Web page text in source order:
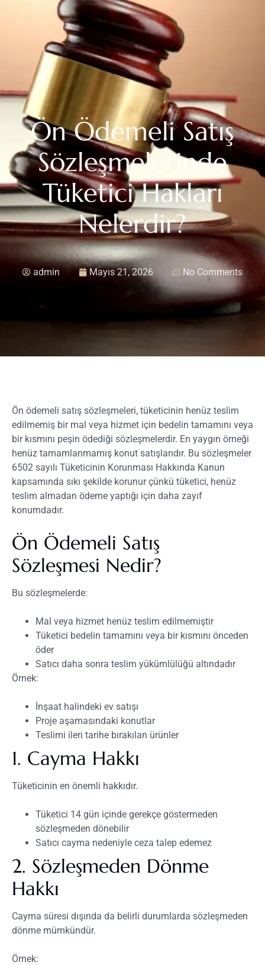
Samsun Avukat - Avukat
Merve Nazlı Acar
Ön Ödemeli Satış
Sözleşmelerinde
Tüketici Hakları
Nelerdir?
admin Mayıs 21, 2026 No Comments
Ön ödemeli satış sözleşmeleri, tüketicinin henüz teslim
edilmemiş bir mal veya hizmet için bedelin tamamını veya
bir kısmını peşin ödediği sözleşmelerdir. En yaygın örneği
henüz tamamlanmamış konut satışlarıdır. Bu sözleşmeler
6502 sayılı Tüketicinin Korunması Hakkında Kanun
kapsamında sıkı şekilde korunur çünkü tüketici, henüz
teslim almadan ödeme yaptığı için daha zayıf
konumdadır.
Ön Ödemeli Satış
Sözleşmesi Nedir?
Bu sözleşmelerde:
Mal veya hizmet henüz teslim edilmemiştir
Tüketici bedelin tamamını veya bir kısmını önceden
öder
Satıcı daha sonra teslim yükümlülüğü altındadır
Örnek:
İnşaat halindeki ev satışı
Proje aşamasındaki konutlar
Teslimi ileri tarihe bırakılan ürünler
1. Cayma Hakkı
Tüketicinin en önemli hakkıdır.
Tüketici 14 gün içinde gerekçe göstermeden
sözleşmeden dönebilir
Satıcı cayma nedeniyle ceza talep edemez
2. Sözleşmeden Dönme
Hakkı
Cayma süresi dışında da belirli durumlarda sözleşmeden
dönme mümkündür.
Örnek: